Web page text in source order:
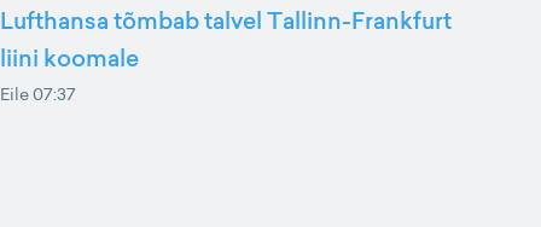
Lufthansa tõmbab talvel Tallinn-Frankfurt
liini koomale
Eile 07:37